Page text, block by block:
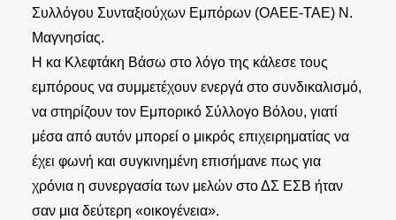
Συλλόγου Συνταξιούχων Εμπόρων (ΟΑΕΕ-ΤΑΕ) Ν.
Μαγνησίας.
Η κα Κλεφτάκη Βάσω στο λόγο της κάλεσε τους
εμπόρους να συμμετέχουν ενεργά στο συνδικαλισμό,
να στηρίζουν τον Εμπορικό Σύλλογο Βόλου, γιατί
μέσα από αυτόν μπορεί ο μικρός επιχειρηματίας να
έχει φωνή και συγκινημένη επισήμανε πως για
χρόνια η συνεργασία των μελών στο ΔΣ ΕΣΒ ήταν
σαν μια δεύτερη «οικογένεια».